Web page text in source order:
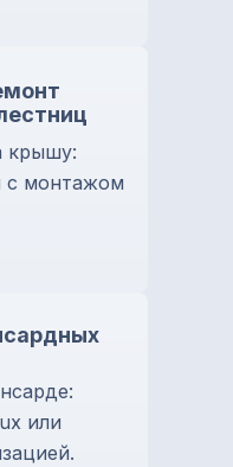
крышу:
с монтажом
или